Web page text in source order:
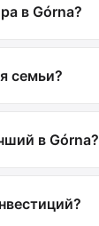
в Górna?
семьи?
в Górna?